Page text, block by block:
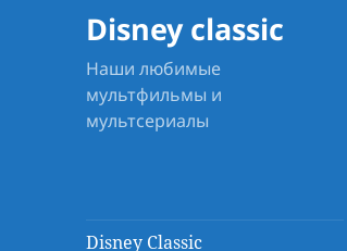
Disney classic
Наши любимые
мультфильмы и
мультсериалы
Disney Classic